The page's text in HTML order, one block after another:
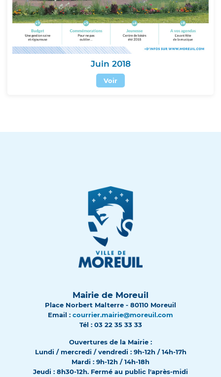
Juin 2018
Voir
Mairie de Moreuil
Place Norbert Malterre - 80110 Moreuil
Email : courrier.mairie@moreuil.com
Tél : 03 22 35 33 33
Ouvertures de la Mairie :
Lundi / mercredi / vendredi : 9h-12h / 14h-17h
Mardi : 9h-12h / 14h-18h
Jeudi : 8h30-12h. Fermé au public l'après-midi